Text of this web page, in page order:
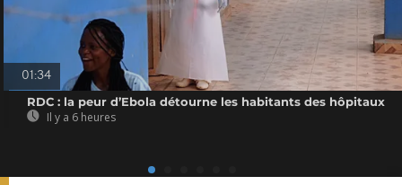
01:34
RDC : la peur d’Ebola détourne les habitants des hôpitaux
Il y a 6 heures